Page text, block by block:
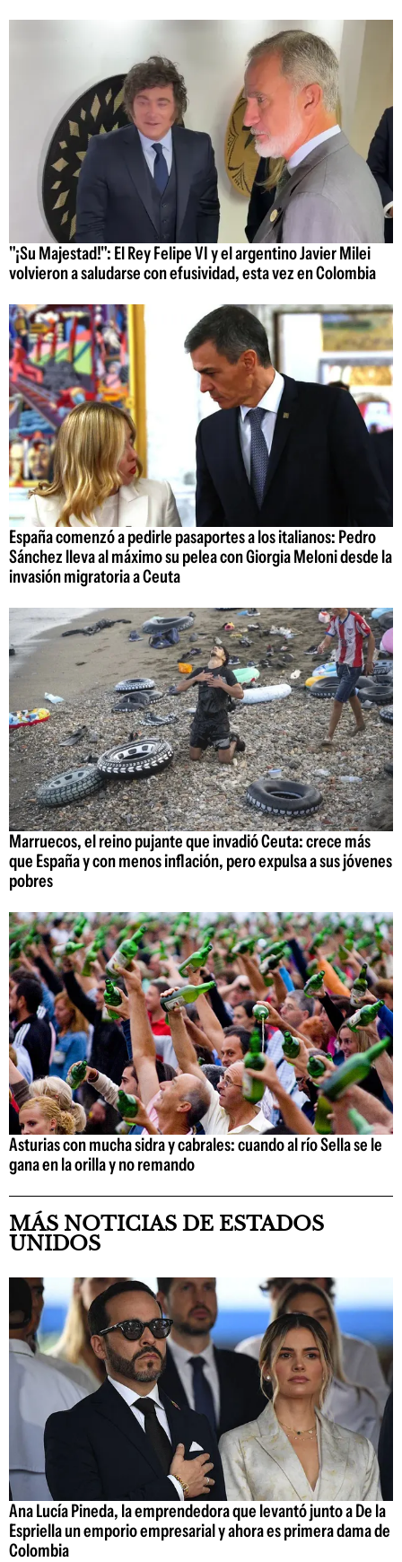
"¡Su Majestad!": El Rey Felipe VI y el argentino Javier Milei
volvieron a saludarse con efusividad, esta vez en Colombia
España comenzó a pedirle pasaportes a los italianos: Pedro
Sánchez lleva al máximo su pelea con Giorgia Meloni desde la
invasión migratoria a Ceuta
Marruecos, el reino pujante que invadió Ceuta: crece más
que España y con menos inflación, pero expulsa a sus jóvenes
pobres
Asturias con mucha sidra y cabrales: cuando al río Sella se le
gana en la orilla y no remando
MÁS NOTICIAS DE ESTADOS
UNIDOS
Ana Lucía Pineda, la emprendedora que levantó junto a De la
Espriella un emporio empresarial y ahora es primera dama de
Colombia